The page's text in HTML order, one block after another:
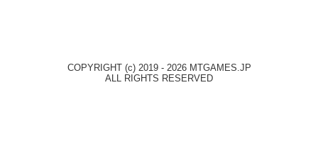
COPYRIGHT (c) 2019 - 2026 MTGAMES.JP
ALL RIGHTS RESERVED